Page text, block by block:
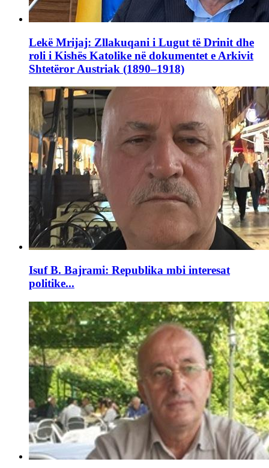
Lekë Mrijaj: Zllakuqani i Lugut të Drinit dhe
roli i Kishës Katolike në dokumentet e Arkivit
Shtetëror Austriak (1890–1918)
Isuf B. Bajrami: Republika mbi interesat
politike...